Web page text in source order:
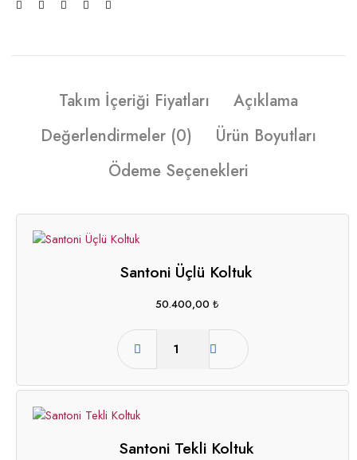
Takım İçeriği Fiyatları
Açıklama
Değerlendirmeler (0)
Ürün Boyutları
Ödeme Seçenekleri
Santoni Üçlü Koltuk
50.400,00 ₺
Santoni Tekli Koltuk